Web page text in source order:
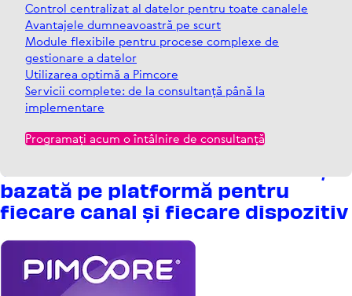
Control centralizat al datelor pentru toate canalele
Avantajele dumneavoastră pe scurt
Module flexibile pentru procese complexe de
gestionare a datelor
Utilizarea optimă a Pimcore
Servicii complete: de la consultanță până la
implementare
Programați acum o întâlnire de consultanță
Gestio­narea datelor modulară și
bazată pe platformă pentru
fiecare canal și fiecare dispo­zitiv